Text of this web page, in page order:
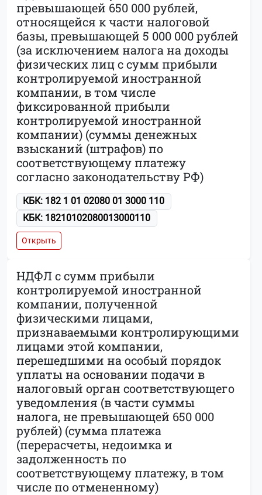
превышающей 650 000 рублей,
относящейся к части налоговой
базы, превышающей 5 000 000 рублей
(за исключением налога на доходы
физических лиц с сумм прибыли
контролируемой иностранной
компании, в том числе
фиксированной прибыли
контролируемой иностранной
компании) (суммы денежных
взысканий (штрафов) по
соответствующему платежу
согласно законодательству РФ)
КБК: 182 1 01 02080 01 3000 110
КБК: 18210102080013000110
Открыть
НДФЛ с сумм прибыли
контролируемой иностранной
компании, полученной
физическими лицами,
признаваемыми контролирующими
лицами этой компании,
перешедшими на особый порядок
уплаты на основании подачи в
налоговый орган соответствующего
уведомления (в части суммы
налога, не превышающей 650 000
рублей) (сумма платежа
(перерасчеты, недоимка и
задолженность по
соответствующему платежу, в том
числе по отмененному)